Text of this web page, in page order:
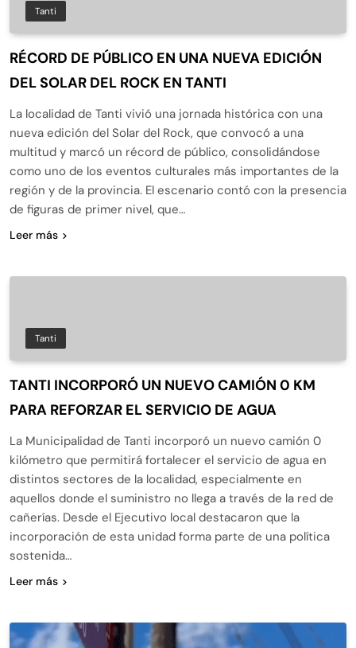
Tanti
RÉCORD DE PÚBLICO EN UNA NUEVA EDICIÓN
DEL SOLAR DEL ROCK EN TANTI
La localidad de Tanti vivió una jornada histórica con una
nueva edición del Solar del Rock, que convocó a una
multitud y marcó un récord de público, consolidándose
como uno de los eventos culturales más importantes de la
región y de la provincia. El escenario contó con la presencia
de figuras de primer nivel, que…
Leer más
Tanti
TANTI INCORPORÓ UN NUEVO CAMIÓN 0 KM
PARA REFORZAR EL SERVICIO DE AGUA
La Municipalidad de Tanti incorporó un nuevo camión 0
kilómetro que permitirá fortalecer el servicio de agua en
distintos sectores de la localidad, especialmente en
aquellos donde el suministro no llega a través de la red de
cañerías. Desde el Ejecutivo local destacaron que la
incorporación de esta unidad forma parte de una política
sostenida…
Leer más